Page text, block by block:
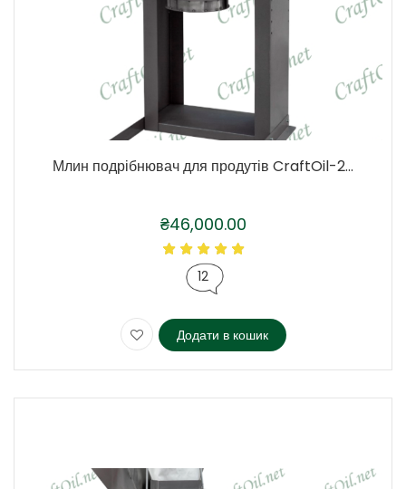
Млин подрібнювач для продутів CraftOil-2...
₴46,000.00
12
Додати в кошик